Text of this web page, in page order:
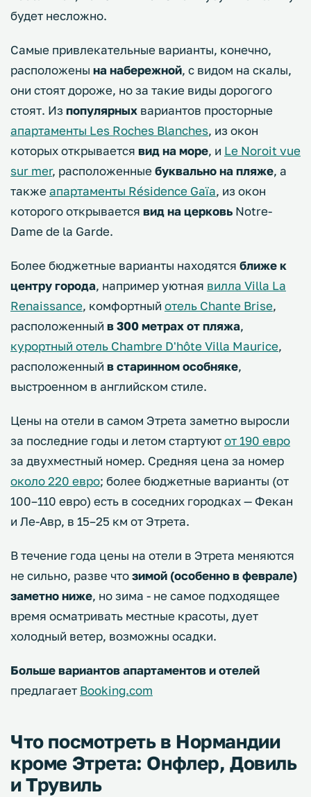
будет несложно.
Самые привлекательные варианты, конечно,
расположены на набережной, с видом на скалы,
они стоят дороже, но за такие виды дорогого
стоят. Изпопулярных вариантов просторные
апартаменты Les Roches Blanches, из окон
которых открывается вид на море, и Le Noroit vue
sur mer, расположенные буквально на пляже, а
также апартаменты Résidence Gaïa, из окон
которого открывается вид на церковь Notre-
Dame de la Garde.
Более бюджетные варианты находятся ближе к
центру города, например уютная вилла Villa La
Renaissance, комфортный отель Chante Brise,
расположенный в 300 метрах от пляжа,
курортный отель Chambre D'hôte Villa Maurice,
расположенный в старинном особняке,
выстроенном в английском стиле.
Цены на отели в самом Этрета заметно выросли
за последние годы и летом стартуютот 190 евро
за двухместный номер. Средняя цена за номер
около 220 евро; более бюджетные варианты (от
100–110 евро) есть в соседних городках — Фекан
и Ле-Авр, в 15–25 км от Этрета.
В течение года цены на отели в Этрета меняются
не сильно, разве чтозимой (особенно в феврале)
заметно ниже, но зима - не самое подходящее
время осматривать местные красоты, дует
холодный ветер, возможны осадки.
Больше вариантов апартаментов и отелей
предлагает Booking.com
Что посмотреть в Нормандии
кроме Этрета: Онфлер, Довиль
и Трувиль